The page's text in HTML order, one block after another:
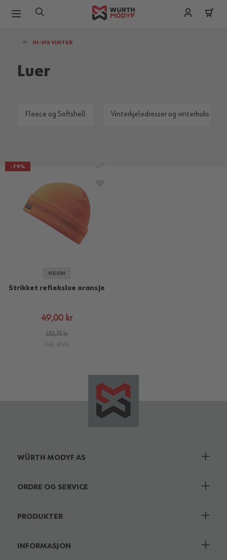
HI-VIS VINTER
Luer
Fleece og Softshell Vinterkjeledresser og vinterbukser
-79%
NEON
Strikket reflekslue oransje
49,00 kr
233,75 kr
inkl. MVA
WÜRTH MODYF AS
ORDRE OG SERVICE
PRODUKTER
INFORMASJON